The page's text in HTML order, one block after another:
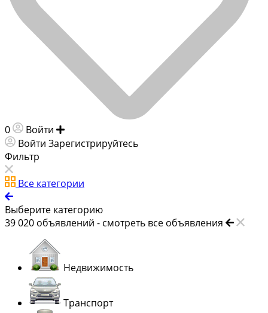
0 Войти
Войти Зарегистрируйтесь
Фильтр
Все категории
Выберите категорию
39 020 объявлений - смотреть все объявления
Недвижимость
Транспорт